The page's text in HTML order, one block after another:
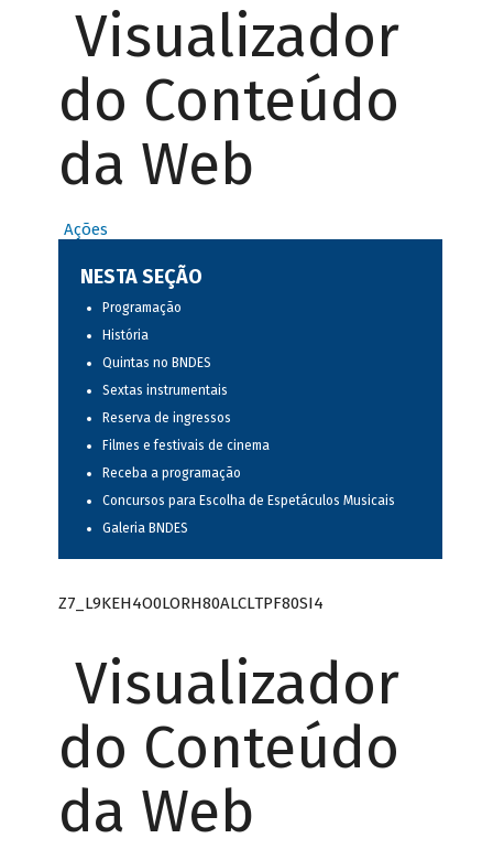
Visualizador
do Conteúdo
da Web
Ações
NESTA SEÇÃO
Programação
História
Quintas no BNDES
Sextas instrumentais
Reserva de ingressos
Filmes e festivais de cinema
Receba a programação
Concursos para Escolha de Espetáculos Musicais
Galeria BNDES
Z7_L9KEH4O0LORH80ALCLTPF80SI4
Visualizador
do Conteúdo
da Web